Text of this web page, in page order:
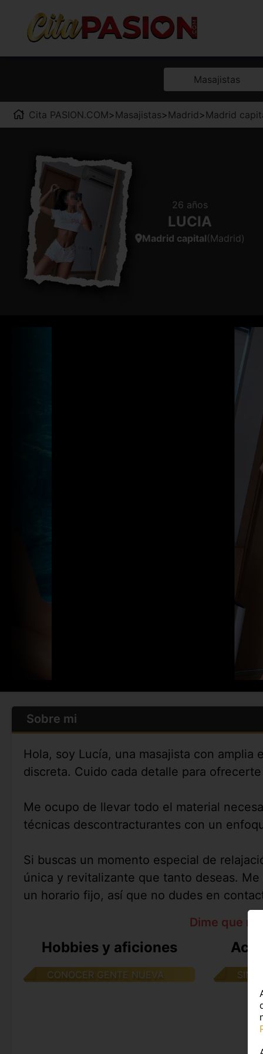
Masajistas
Cita PASION.COM>Masajistas>Madrid >Madrid
26 años
LUCIA
Madrid capital(Madrid)
Sobre mi
Hola, soy Lucía, una masajista con
discreta. Cuido cada detalle para
Me ocupo de llevar todo el material
técnicas descontracturantes con un
Si buscas un momento especial de
única y revitalizante que tanto deseas.
un horario fijo, así que no dudes en
Dime que
Hobbies y aficiones
CONOCER GENTE NUEVA SIN